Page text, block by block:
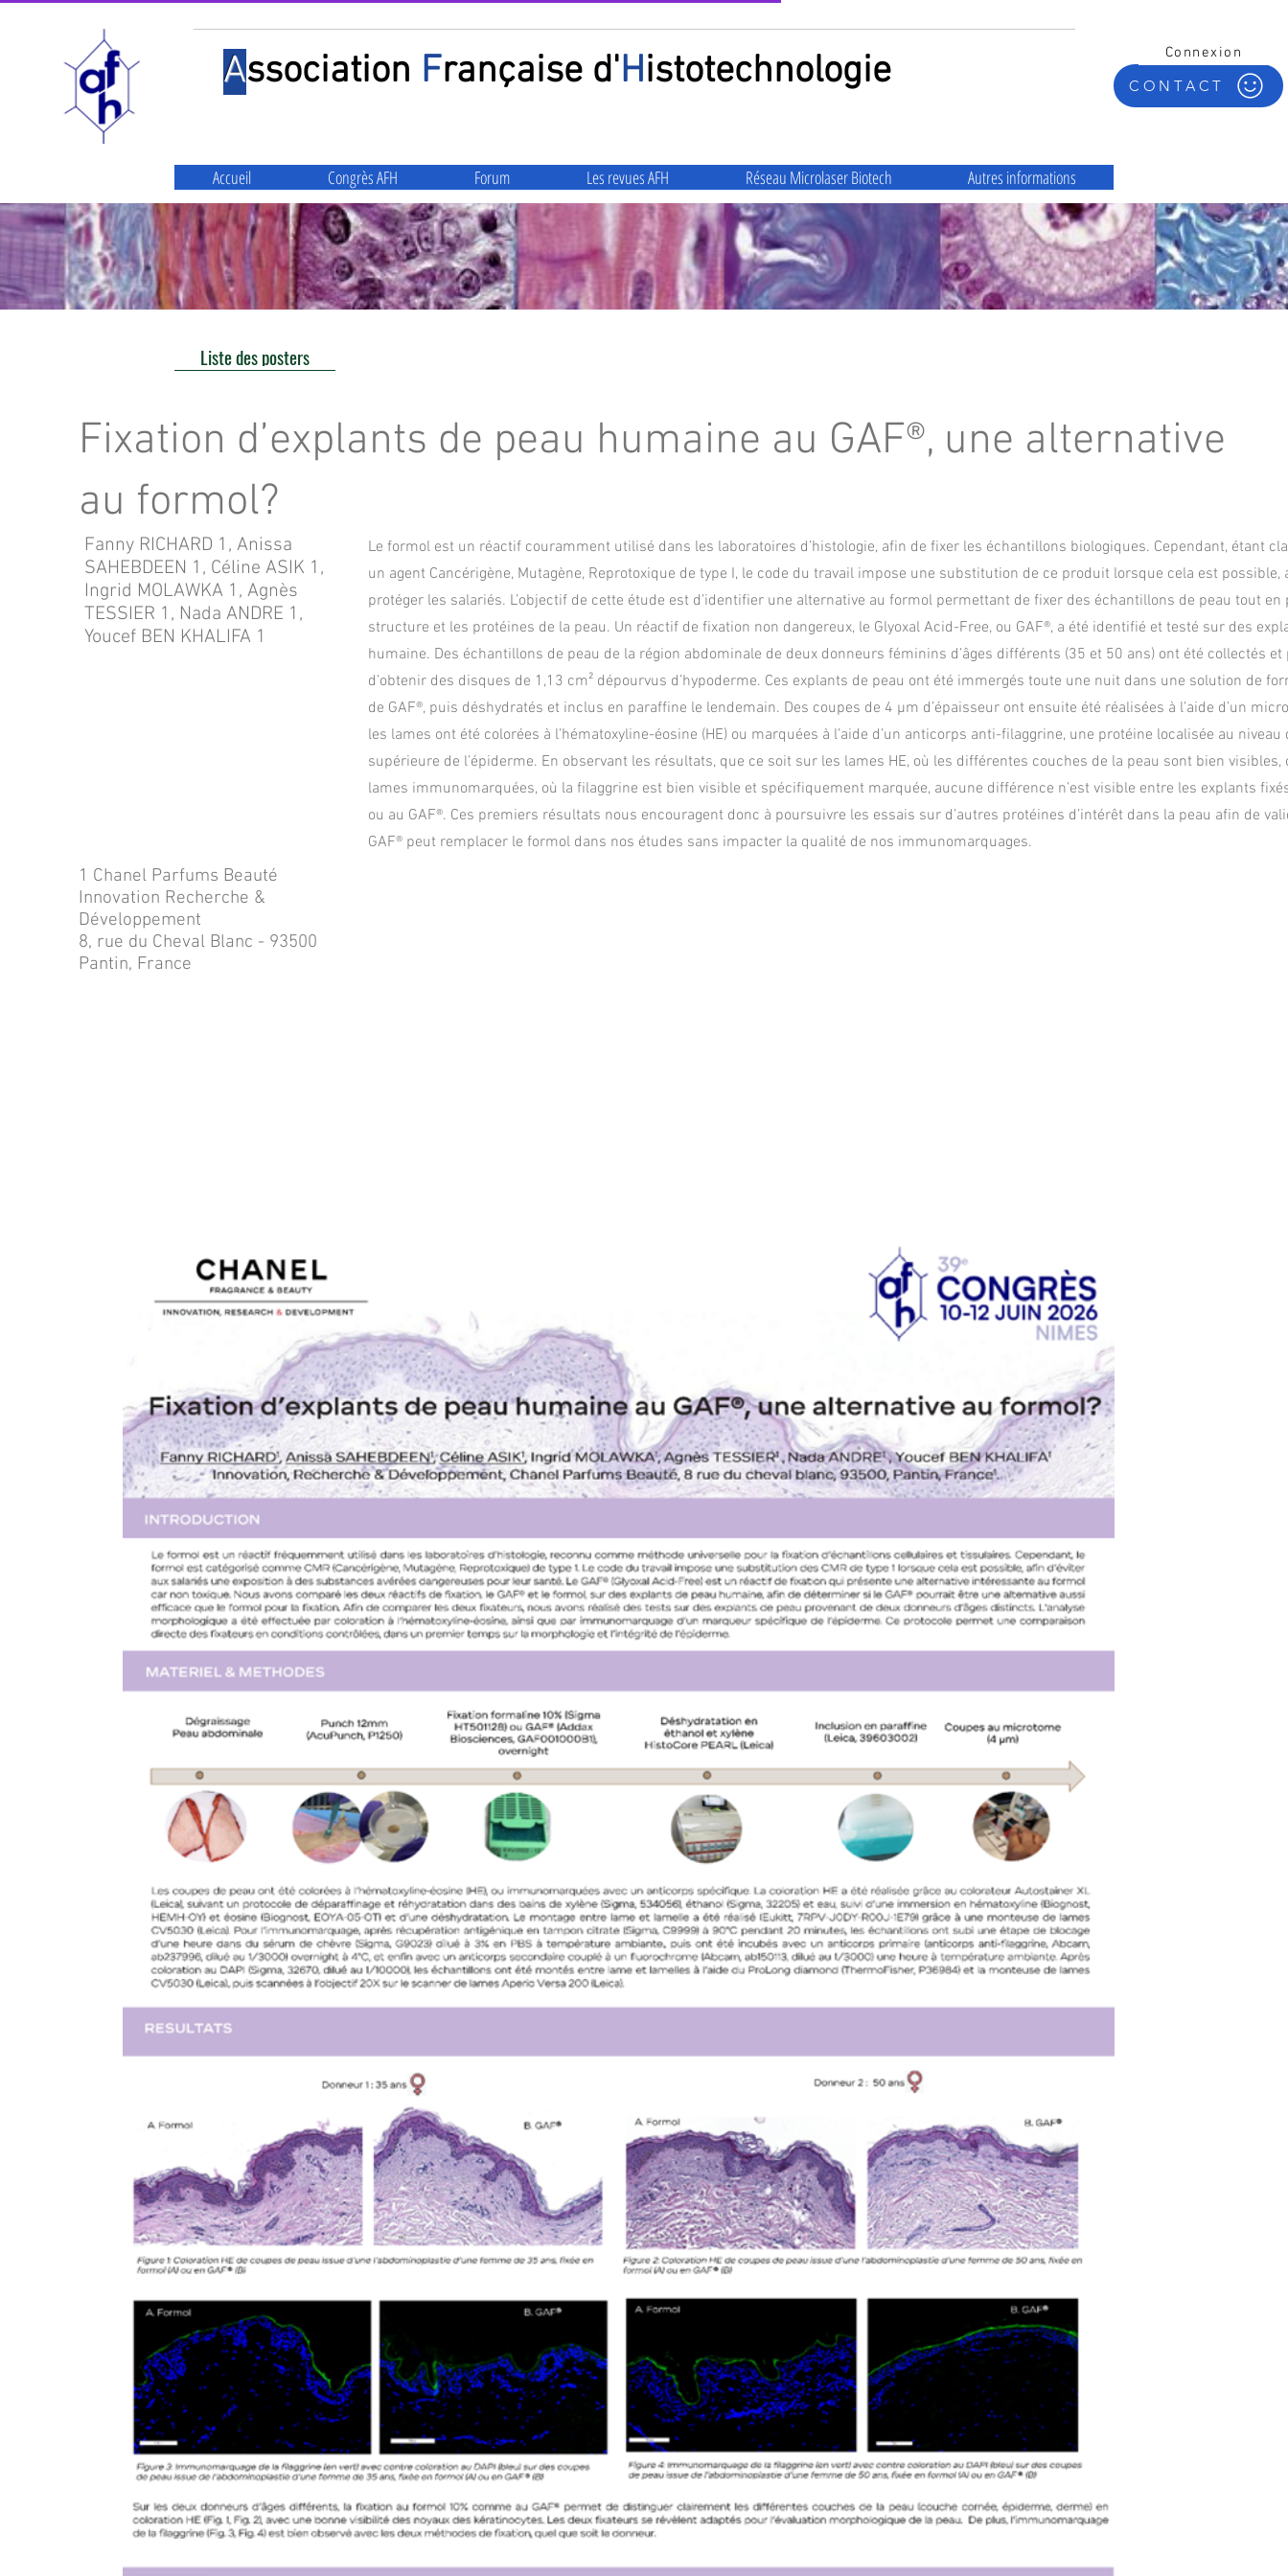
Association Française d'Histotechnologie CONTACT
Connexion
Accueil Congrès AFH Forum Les revues AFH Réseau Microlaser Biotech Autres informations
Liste des posters
Fixation d’explants de peau humaine au GAF®, une alternative
au formol?
Fanny RICHARD 1, Anissa
SAHEBDEEN 1, Céline ASIK 1,
Ingrid MOLAWKA 1, Agnès
TESSIER 1, Nada ANDRE 1,
Youcef BEN KHALIFA 1
Le formol est un réactif couramment utilisé dans les laboratoires d’histologie, afin de fixer les échantillons biologiques. Cependant, étant
un agent Cancérigène, Mutagène, Reprotoxique de type I, le code du travail impose une substitution de ce produit lorsque cela est possible,
protéger les salariés. L’objectif de cette étude est d’identifier une alternative au formol permettant de fixer des échantillons de peau tout en
structure et les protéines de la peau. Un réactif de fixation non dangereux, le Glyoxal Acid-Free, ou GAF®, a été identifié et testé sur des
humaine. Des échantillons de peau de la région abdominale de deux donneurs féminins d’âges différents (35 et 50 ans) ont été collectés
d’obtenir des disques de 1,13 cm² dépourvus d’hypoderme. Ces explants de peau ont été immergés toute une nuit dans une solution de
de GAF®, puis déshydratés et inclus en paraffine le lendemain. Des coupes de 4 µm d’épaisseur ont ensuite été réalisées à l’aide d’un
les lames ont été colorées à l’hématoxyline-éosine (HE) ou marquées à l’aide d’un anticorps anti-filaggrine, une protéine localisée au niveau
supérieure de l’épiderme. En observant les résultats, que ce soit sur les lames HE, où les différentes couches de la peau sont bien visibles,
lames immunomarquées, où la filaggrine est bien visible et spécifiquement marquée, aucune différence n’est visible entre les explants
ou au GAF®. Ces premiers résultats nous encouragent donc à poursuivre les essais sur d’autres protéines d’intérêt dans la peau afin de
GAF® peut remplacer le formol dans nos études sans impacter la qualité de nos immunomarquages.
1 Chanel Parfums Beauté
Innovation Recherche &
Développement
8, rue du Cheval Blanc - 93500
Pantin, France